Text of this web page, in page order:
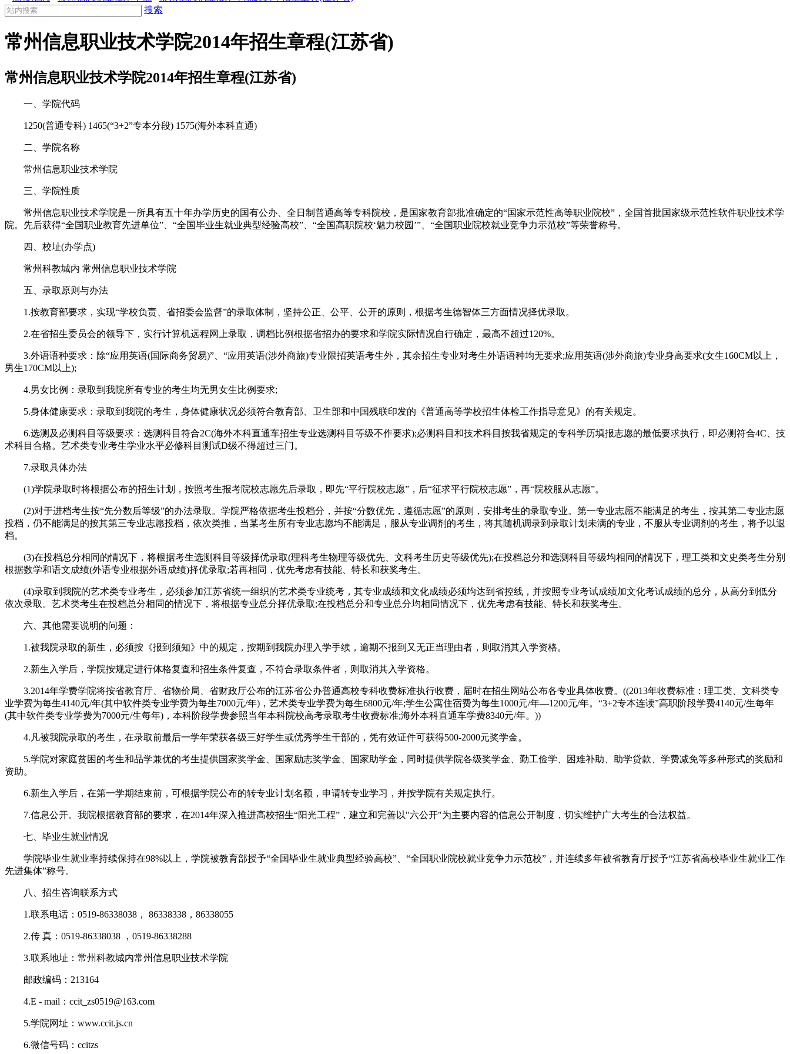
搜索
常州信息职业技术学院2014年招生章程(江苏省)
常州信息职业技术学院2014年招生章程(江苏省)
一、学院代码
1250(普通专科) 1465(“3+2”专本分段) 1575(海外本科直通)
二、学院名称
常州信息职业技术学院
三、学院性质
常州信息职业技术学院是一所具有五十年办学历史的国有公办、全日制普通高等专科院校，是国家教育部批准确定的“国家示范性高等职业院校”，全国首批国家级示范性软件职业技术学
院。先后获得“全国职业教育先进单位”、“全国毕业生就业典型经验高校”、“全国高职院校‘魅力校园’”、“全国职业院校就业竞争力示范校”等荣誉称号。
四、校址(办学点)
常州科教城内 常州信息职业技术学院
五、录取原则与办法
1.按教育部要求，实现“学校负责、省招委会监督”的录取体制，坚持公正、公平、公开的原则，根据考生德智体三方面情况择优录取。
2.在省招生委员会的领导下，实行计算机远程网上录取，调档比例根据省招办的要求和学院实际情况自行确定，最高不超过120%。
3.外语语种要求：除“应用英语(国际商务贸易)”、“应用英语(涉外商旅)专业限招英语考生外，其余招生专业对考生外语语种均无要求;应用英语(涉外商旅)专业身高要求(女生160CM以上，
男生170CM以上);
4.男女比例：录取到我院所有专业的考生均无男女生比例要求;
5.身体健康要求：录取到我院的考生，身体健康状况必须符合教育部、卫生部和中国残联印发的《普通高等学校招生体检工作指导意见》的有关规定。
6.选测及必测科目等级要求：选测科目符合2C(海外本科直通车招生专业选测科目等级不作要求);必测科目和技术科目按我省规定的专科学历填报志愿的最低要求执行，即必测符合4C、技
术科目合格。艺术类专业考生学业水平必修科目测试D级不得超过三门。
7.录取具体办法
(1)学院录取时将根据公布的招生计划，按照考生报考院校志愿先后录取，即先“平行院校志愿”，后“征求平行院校志愿”，再“院校服从志愿”。
(2)对于进档考生按“先分数后等级”的办法录取。学院严格依据考生投档分，并按“分数优先，遵循志愿”的原则，安排考生的录取专业。第一专业志愿不能满足的考生，按其第二专业志愿
投档，仍不能满足的按其第三专业志愿投档，依次类推，当某考生所有专业志愿均不能满足，服从专业调剂的考生，将其随机调录到录取计划未满的专业，不服从专业调剂的考生，将予以退
档。
(3)在投档总分相同的情况下，将根据考生选测科目等级择优录取(理科考生物理等级优先、文科考生历史等级优先);在投档总分和选测科目等级均相同的情况下，理工类和文史类考生分别
根据数学和语文成绩(外语专业根据外语成绩)择优录取;若再相同，优先考虑有技能、特长和获奖考生。
(4)录取到我院的艺术类专业考生，必须参加江苏省统一组织的艺术类专业统考，其专业成绩和文化成绩必须均达到省控线，并按照专业考试成绩加文化考试成绩的总分，从高分到低分
依次录取。艺术类考生在投档总分相同的情况下，将根据专业总分择优录取;在投档总分和专业总分均相同情况下，优先考虑有技能、特长和获奖考生。
六、其他需要说明的问题：
1.被我院录取的新生，必须按《报到须知》中的规定，按期到我院办理入学手续，逾期不报到又无正当理由者，则取消其入学资格。
2.新生入学后，学院按规定进行体格复查和招生条件复查，不符合录取条件者，则取消其入学资格。
3.2014年学费学院将按省教育厅、省物价局、省财政厅公布的江苏省公办普通高校专科收费标准执行收费，届时在招生网站公布各专业具体收费。((2013年收费标准：理工类、文科类专
业学费为每生4140元/年(其中软件类专业学费为每生7000元/年)，艺术类专业学费为每生6800元/年;学生公寓住宿费为每生1000元/年—1200元/年。“3+2专本连读”高职阶段学费4140元/生每年
(其中软件类专业学费为7000元/生每年)，本科阶段学费参照当年本科院校高考录取考生收费标准;海外本科直通车学费8340元/年。))
4.凡被我院录取的考生，在录取前最后一学年荣获各级三好学生或优秀学生干部的，凭有效证件可获得500-2000元奖学金。
5.学院对家庭贫困的考生和品学兼优的考生提供国家奖学金、国家励志奖学金、国家助学金，同时提供学院各级奖学金、勤工俭学、困难补助、助学贷款、学费减免等多种形式的奖励和
资助。
6.新生入学后，在第一学期结束前，可根据学院公布的转专业计划名额，申请转专业学习，并按学院有关规定执行。
7.信息公开。我院根据教育部的要求，在2014年深入推进高校招生“阳光工程”，建立和完善以"六公开"为主要内容的信息公开制度，切实维护广大考生的合法权益。
七、毕业生就业情况
学院毕业生就业率持续保持在98%以上，学院被教育部授予“全国毕业生就业典型经验高校”、“全国职业院校就业竞争力示范校”，并连续多年被省教育厅授予“江苏省高校毕业生就业工作
先进集体”称号。
八、招生咨询联系方式
1.联系电话：0519-86338038， 86338338，86338055
2.传 真：0519-86338038 ，0519-86338288
3.联系地址：常州科教城内常州信息职业技术学院
邮政编码：213164
4.E - mail：ccit_zs0519@163.com
5.学院网址：www.ccit.js.cn
6.微信号码：ccitzs